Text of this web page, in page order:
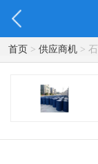
首页> 供应商机> 石
场核价